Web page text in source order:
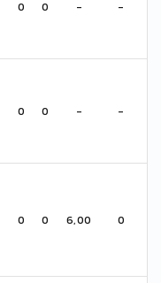
0 0 - -
0 0 - -
0 0 6,00 0